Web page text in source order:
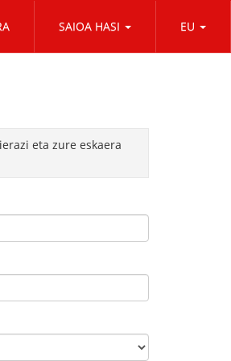
SAIOA HASI EU
eta zure eskaera